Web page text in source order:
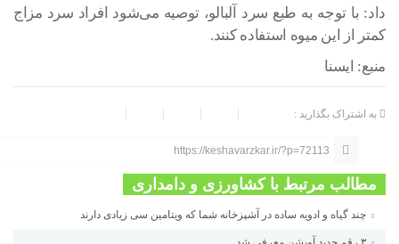
داد: با توجه به طبع سرد آلبالو، توصیه می‌شود افراد سرد مزاج
کمتر از این میوه استفاده کنند.
منبع: ایسنا
به اشتراک بگذارید :
https://keshavarzkar.ir/?p=72113
مطالب مرتبط با کشاورزی و دامداری
چند گیاه و ادویه ساده در آشپزخانه شما که ویتامین سی زیادی دارند